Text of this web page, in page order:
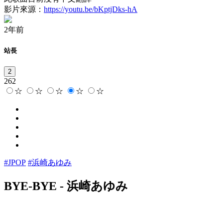
影片來源： https://youtu.be/bKptjDks-hA
2年前
站長
2
262
☆
☆ ☆ ☆ ☆
#JPOP #浜崎あゆみ
BYE-BYE - 浜崎あゆみ